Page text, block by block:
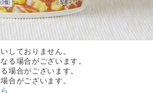
しておりません。
る場合がございます。
場合がございます。
合がございます。